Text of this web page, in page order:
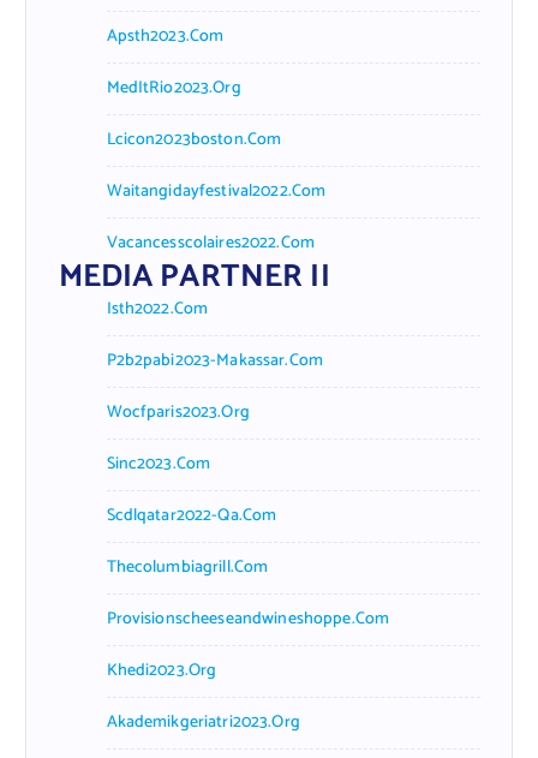
Apsth2023.com
MedItRio2023.org
Lcicon2023boston.com
Waitangidayfestival2022.com
Vacancesscolaires2022.com
MEDIA PARTNER II
Isth2022.com
P2b2pabi2023-Makassar.com
Wocfparis2023.org
Sinc2023.com
Scdlqatar2022-Qa.com
Thecolumbiagrill.com
Provisionscheeseandwineshoppe.com
Khedi2023.org
Akademikgeriatri2023.org